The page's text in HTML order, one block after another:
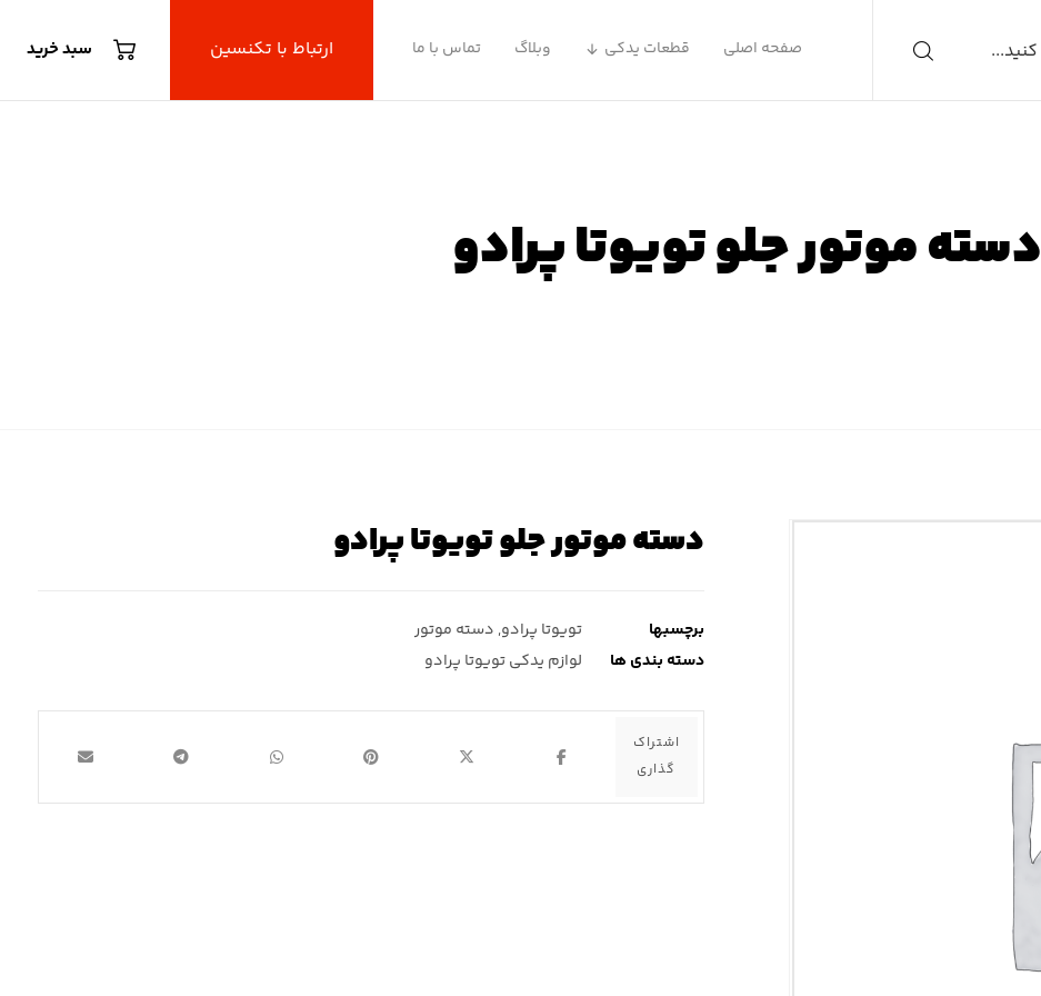
سبد خرید ارتباط با تکنسین صفحه اصلی قطعات یدکی وبلاگ تماس با ما
دسته موتور جلو تویوتا پرادو
دسته موتور جلو تویوتا پرادو
برچسبها تویوتا پرادو, دسته موتور
دسته بندی ها
لوازم یدکی تویوتا پرادو